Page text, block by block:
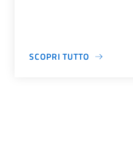
SCOPRI TUTTO